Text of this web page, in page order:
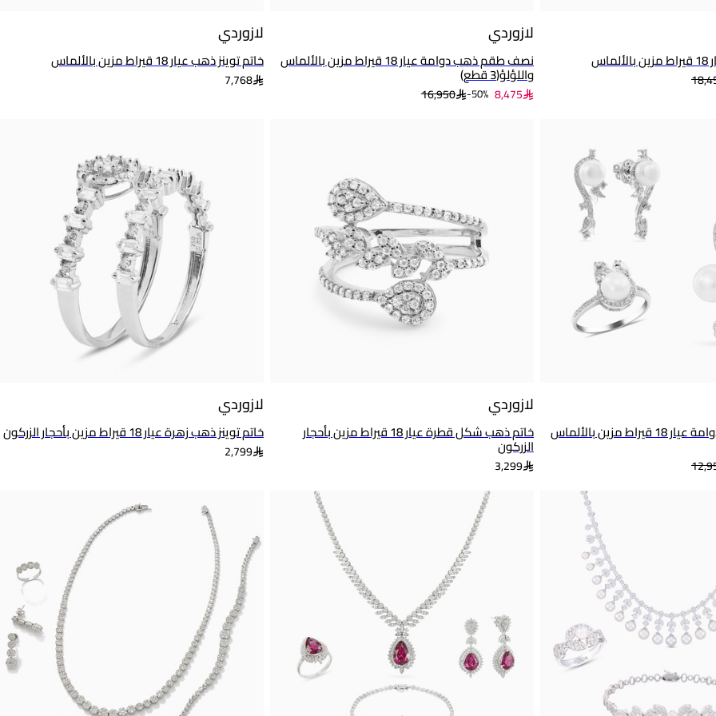
لازوردي
نصف طقم ذهب دوامة عيار 18 قيراط مزين بالألماس
واللؤلؤ(3 قطع)
16,950 50%- 8,475
لازوردي
خاتم توينز ذهب عيار 18 قيراط مزين بالألماس
7,768
نصف طقم ذهب دوامة عيار 18 قيراط مزين بالألماس
لازوردي
خاتم ذهب شكل قطرة عيار 18 قيراط مزين بأحجار
الزركون
3,299
لازوردي
خاتم توينز ذهب زهرة عيار 18 قيراط مزين بأحجار الزركون
2,799